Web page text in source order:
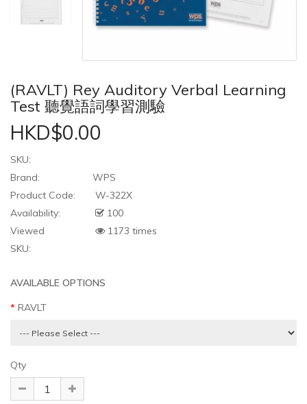
(RAVLT) Rey Auditory Verbal Learning
Test 聽覺語詞學習測驗
HKD$0.00
SKU:
Brand:
WPS
Product Code:
W-322X
Availability:
100
Viewed
1173 times
SKU:
AVAILABLE OPTIONS
RAVLT
Qty